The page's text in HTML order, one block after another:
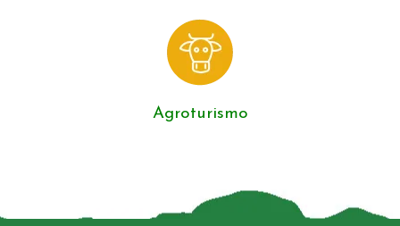
Agroturismo